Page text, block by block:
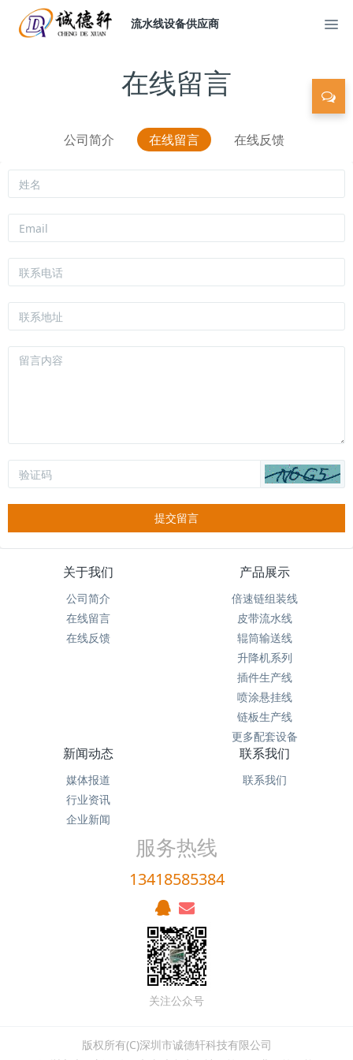
流水线设备供应商
在线留言
公司简介 在线留言 在线反馈
提交留言
关于我们
公司简介
在线留言
在线反馈
产品展示
倍速链组装线
皮带流水线
辊筒输送线
升降机系列
插件生产线
喷涂悬挂线
链板生产线
更多配套设备
新闻动态
媒体报道
行业资讯
企业新闻
联系我们
联系我们
服务热线
13418585384
关注公众号
版权所有(C)深圳市诚德轩科技有限公司